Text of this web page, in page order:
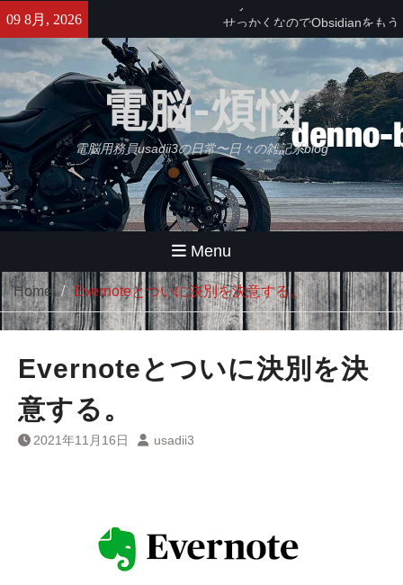
content
09 8月, 2026
せっかくなのでObsidianをもう
少し使ってみる・・・【追記】
と、思ったけどやっぱムリ。
久々にB2さんとラーメンツー
やばいバイクインカム出た！
Daytona Reso Pilot PRO
電脳-煩悩
電脳用務員usadii3の日常〜日々の雑記系blog
Menu
Home Evernoteとついに決別を決意する。
Evernoteとついに決別を決
意する。
2021年11月16日 usadii3